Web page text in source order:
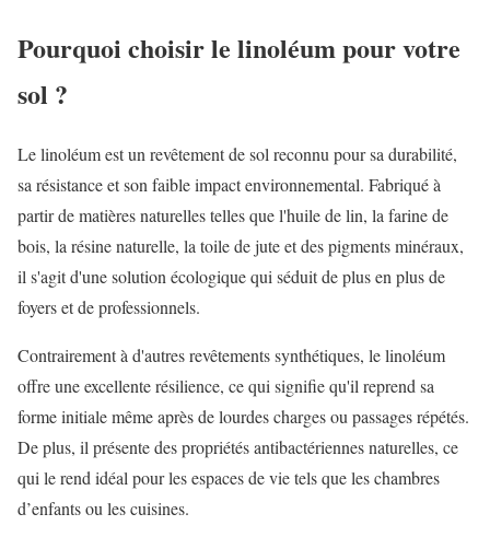
Pourquoi choisir le linoléum pour votre
sol ?
Le linoléum est un revêtement de sol reconnu pour sa durabilité,
sa résistance et son faible impact environnemental. Fabriqué à
partir de matières naturelles telles que l'huile de lin, la farine de
bois, la résine naturelle, la toile de jute et des pigments minéraux,
il s'agit d'une solution écologique qui séduit de plus en plus de
foyers et de professionnels.
Contrairement à d'autres revêtements synthétiques, le linoléum
offre une excellente résilience, ce qui signifie qu'il reprend sa
forme initiale même après de lourdes charges ou passages répétés.
De plus, il présente des propriétés antibactériennes naturelles, ce
qui le rend idéal pour les espaces de vie tels que les chambres
d’enfants ou les cuisines.